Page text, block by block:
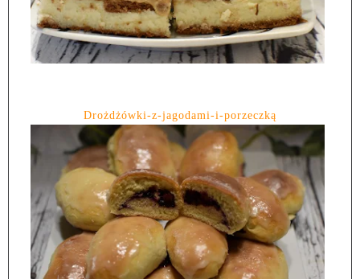
Drożdżówki-z-jagodami-i-porzeczką